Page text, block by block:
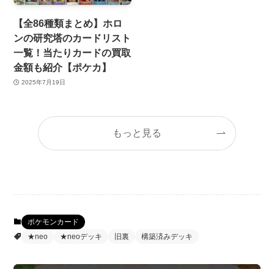
【全86種類まとめ】ホロ
ンの研究塔のカードリスト
一覧！当たりカードの買取
金額も紹介【ポケカ】
2025年7月19日
もっと見る
ポケモンカード
★neo
★neoデッキ 旧裏 構築済みデッキ